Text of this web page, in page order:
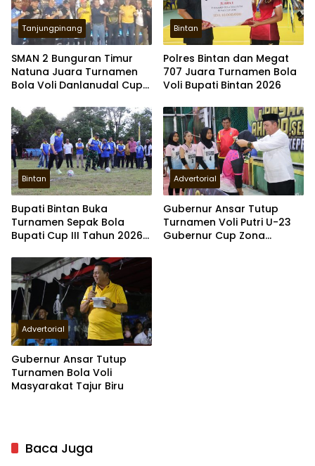
Tanjungpinang
SMAN 2 Bunguran Timur
Natuna Juara Turnamen
Bola Voli Danlanudal Cup
Bintan
Polres Bintan dan Megat
707 Juara Turnamen Bola
Voli Bupati Bintan 2026
Bintan
Bupati Bintan Buka
Turnamen Sepak Bola
Bupati Cup III Tahun 2026
Advertorial
Gubernur Ansar Tutup
Turnamen Voli Putri U-23
Gubernur Cup Zona
Advertorial
Gubernur Ansar Tutup
Turnamen Bola Voli
Masyarakat Tajur Biru
Baca Juga